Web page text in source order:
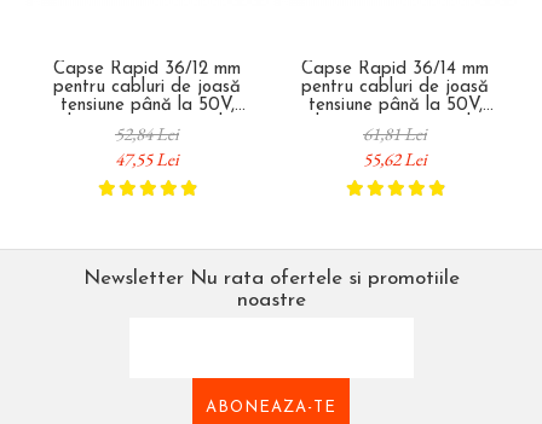
Capse Rapid 36/12 mm
pentru cabluri de joasă
tensiune până la 50V,
galvanizate, semicirculare
divergente DP, compatibile
Rapid R36 și PRO R36E,
1000 bucăți 11885110
52,84 Lei
47,55 Lei
Capse Rapid 36/14 mm
pentru cabluri de joasă
tensiune până la 50V,
galvanizate, semicirculare
divergente DP, compatibile
Rapid R36 și PRO R36E,
1000 bucăți 11886910
61,81 Lei
55,62 Lei
Newsletter Nu rata ofertele si promotiile
noastre